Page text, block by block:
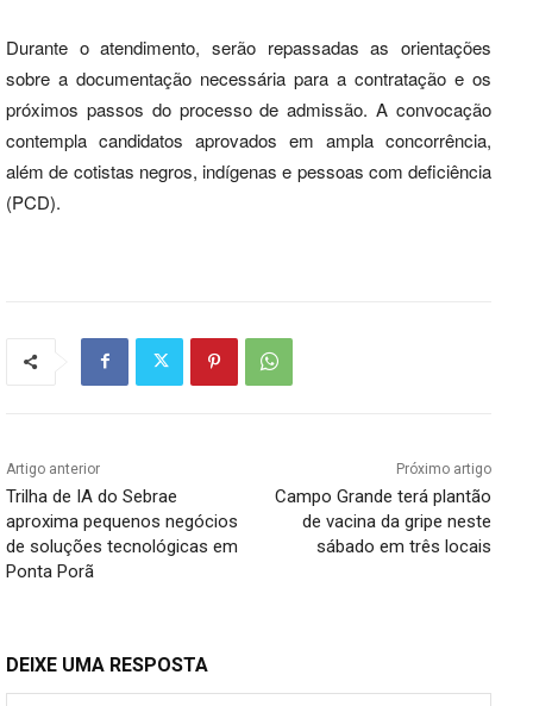
Durante o atendimento, serão repassadas as orientações
sobre a documentação necessária para a contratação e os
próximos passos do processo de admissão. A convocação
contempla candidatos aprovados em ampla concorrência,
além de cotistas negros, indígenas e pessoas com deficiência
(PCD).
Artigo anterior
Trilha de IA do Sebrae
aproxima pequenos negócios
de soluções tecnológicas em
Ponta Porã
Próximo artigo
Campo Grande terá plantão
de vacina da gripe neste
sábado em três locais
DEIXE UMA RESPOSTA